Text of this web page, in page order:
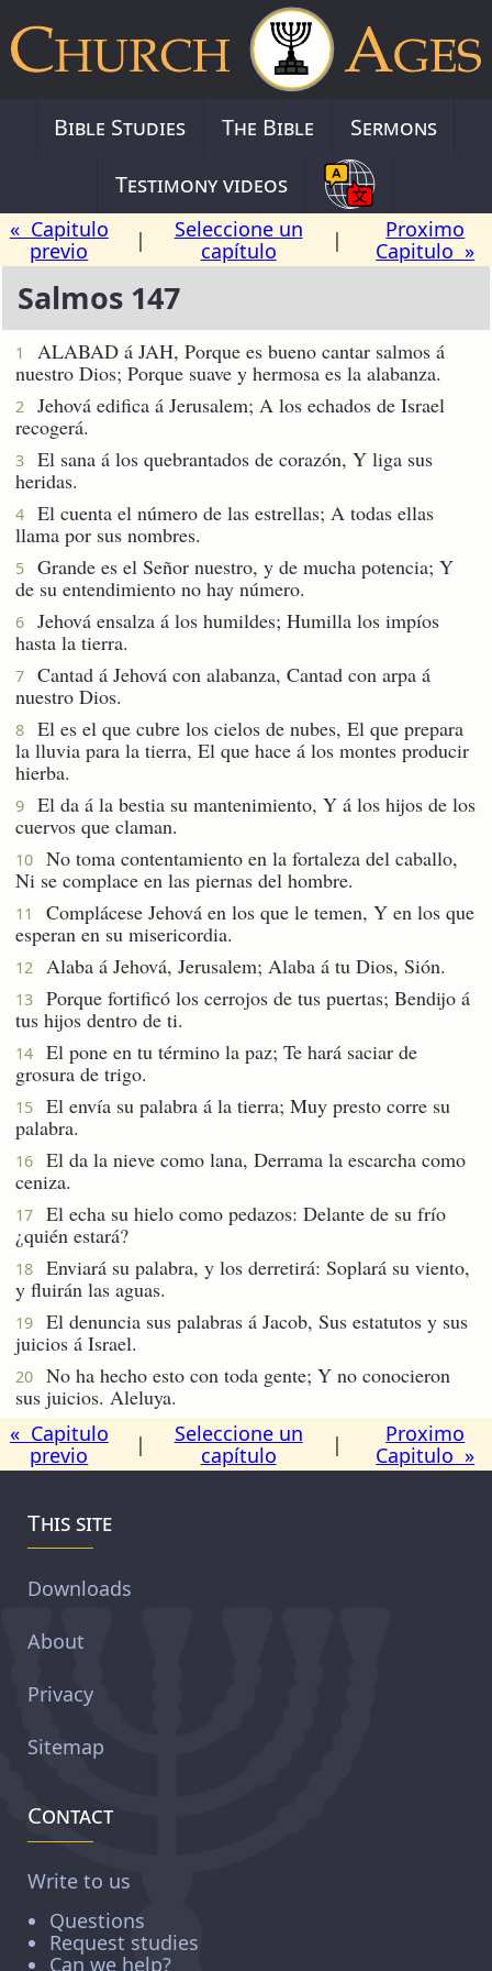
Bible Studies The Bible
Sermons
Testimony videos
« Capitulo
previo
|
Seleccione un
capítulo
|
Proximo
Capitulo »
Salmos 147
1
ALABAD á JAH, Porque es bueno cantar salmos á
nuestro Dios; Porque suave y hermosa es la alabanza.
2
Jehová edifica á Jerusalem; A los echados de Israel
recogerá.
3
El sana á los quebrantados de corazón, Y liga sus
heridas.
4
El cuenta el número de las estrellas; A todas ellas
llama por sus nombres.
5
Grande es el Señor nuestro, y de mucha potencia; Y
de su entendimiento no hay número.
6
Jehová ensalza á los humildes; Humilla los impíos
hasta la tierra.
7
Cantad á Jehová con alabanza, Cantad con arpa á
nuestro Dios.
8
El es el que cubre los cielos de nubes, El que prepara
la lluvia para la tierra, El que hace á los montes producir
hierba.
9
El da á la bestia su mantenimiento, Y á los hijos de los
cuervos que claman.
10
No toma contentamiento en la fortaleza del caballo,
Ni se complace en las piernas del hombre.
11
Complácese Jehová en los que le temen, Y en los que
esperan en su misericordia.
12 Alaba á Jehová, Jerusalem; Alaba á tu Dios, Sión.
13
Porque fortificó los cerrojos de tus puertas; Bendijo á
tus hijos dentro de ti.
14
El pone en tu término la paz; Te hará saciar de
grosura de trigo.
15
El envía su palabra á la tierra; Muy presto corre su
palabra.
16
El da la nieve como lana, Derrama la escarcha como
ceniza.
17
El echa su hielo como pedazos: Delante de su frío
¿quién estará?
18
Enviará su palabra, y los derretirá: Soplará su viento,
y fluirán las aguas.
19
El denuncia sus palabras á Jacob, Sus estatutos y sus
juicios á Israel.
20
No ha hecho esto con toda gente; Y no conocieron
sus juicios. Aleluya.
« Capitulo
previo
|
Seleccione un
capítulo
|
Proximo
Capitulo »
This site
Downloads
About
Privacy
Sitemap
Contact
Write to us
Questions
Request studies
Can we help?